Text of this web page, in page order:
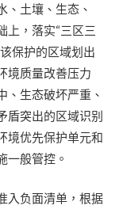
、土壤、生态、
上，落实“三区三
保护的区域划出
境质量改善压力
、生态破坏严重、
盾突出的区域识别
境优先保护单元和
一般管控。
入负面清单，根据